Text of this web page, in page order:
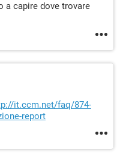
a capire dove trovare
it.ccm.net/faq/874-
report